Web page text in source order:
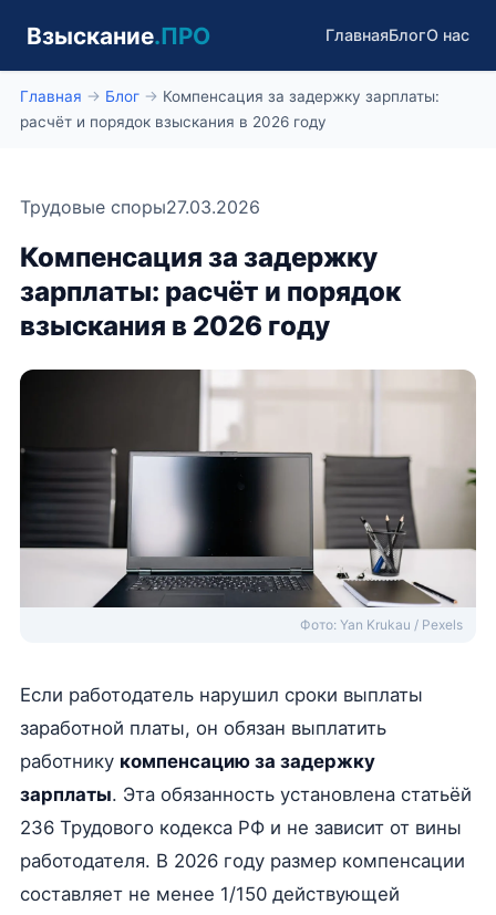
Взыскание.ПРО ГлавнаяБлогО нас
Главная → Блог→ Компенсация за задержку зарплаты:
расчёт и порядок взыскания в 2026 году
Трудовые споры27.03.2026
Компенсация за задержку
зарплаты: расчёт и порядок
взыскания в 2026 году
Фото: Yan Krukau / Pexels
Если работодатель нарушил сроки выплаты
заработной платы, он обязан выплатить
работнику компенсацию за задержку
зарплаты. Эта обязанность установлена статьёй
236 Трудового кодекса РФ и не зависит от вины
работодателя. В 2026 году размер компенсации
составляет не менее 1/150 действующей